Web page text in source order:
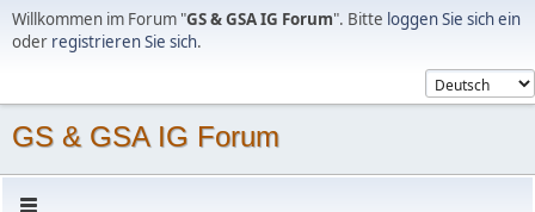
Willkommen im Forum "GS & GSA IG Forum". Bitte loggen Sie sich ein
oder registrieren Sie sich.
GS & GSA IG Forum